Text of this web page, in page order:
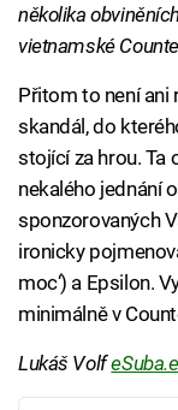
několika
vietnamské
Přitom to není ani
skandál, do
stojící za hrou. Ta
nekalého jednání
sponzorovaných
ironicky
moc‘) a Epsilon.
minimálně v
Lukáš Volf